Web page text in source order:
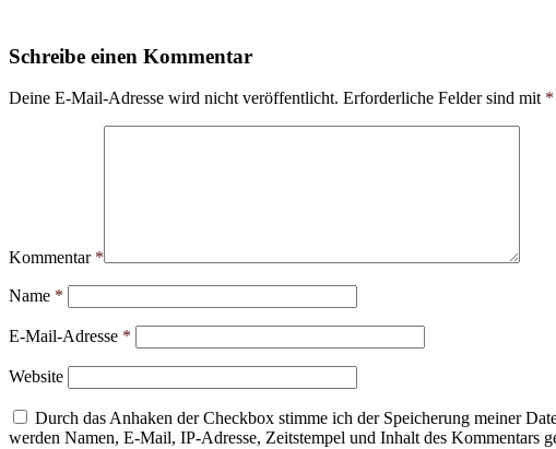
Schreibe einen Kommentar
Deine E-Mail-Adresse wird nicht veröffentlicht. Erforderliche Felder sind mit *
Kommentar *
Name *
E-Mail-Adresse *
Website
Durch das Anhaken der Checkbox stimme ich der Speicherung meiner
werden Namen, E-Mail, IP-Adresse, Zeitstempel und Inhalt des Kommentars